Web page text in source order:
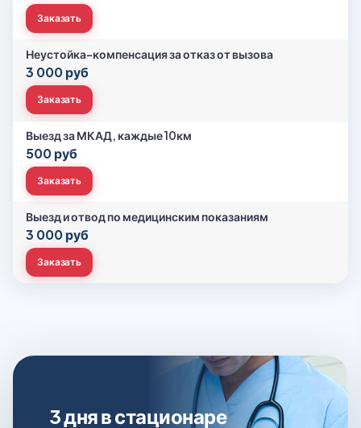
Заказать
Неустойка-компенсация за отказ от вызова
3 000 руб
Заказать
Выезд за МКАД, каждые 10км
500 руб
Заказать
Выезд и отвод по медицинским показаниям
3 000 руб
Заказать
3 дня в стационаре